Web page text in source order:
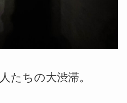
たちの大渋滞。